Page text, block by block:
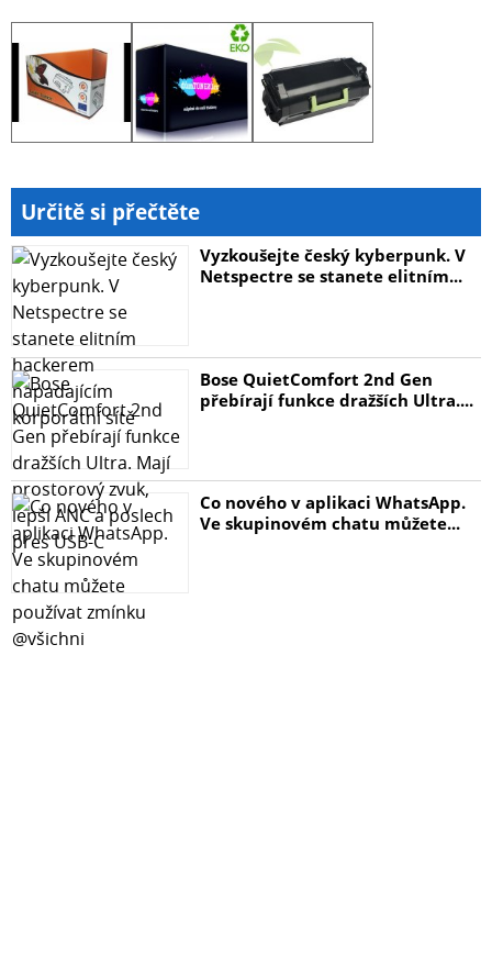
Určitě si přečtěte
Vyzkoušejte český kyberpunk. V
Netspectre se stanete elitním...
Bose QuietComfort 2nd Gen
přebírají funkce dražších Ultra....
Co nového v aplikaci WhatsApp.
Ve skupinovém chatu můžete...